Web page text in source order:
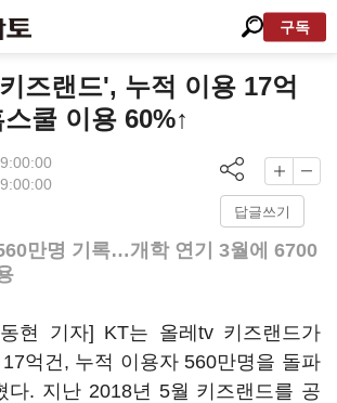
구독
즈랜드', 누적 이용 17억
쿨 이용 60%↑
답글쓰기
만명 기록…개학 연기 3월에 6700
현 기자] KT는 올레tv 키즈랜드가
억건, 누적 이용자 560만명을 돌파
다. 지난 2018년 5월 키즈랜드를 공